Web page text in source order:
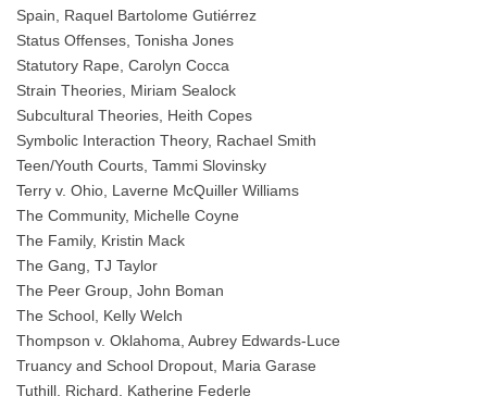
Spain, Raquel Bartolome Gutiérrez
Status Offenses, Tonisha Jones
Statutory Rape, Carolyn Cocca
Strain Theories, Miriam Sealock
Subcultural Theories, Heith Copes
Symbolic Interaction Theory, Rachael Smith
Teen/Youth Courts, Tammi Slovinsky
Terry v. Ohio, Laverne McQuiller Williams
The Community, Michelle Coyne
The Family, Kristin Mack
The Gang, TJ Taylor
The Peer Group, John Boman
The School, Kelly Welch
Thompson v. Oklahoma, Aubrey Edwards-Luce
Truancy and School Dropout, Maria Garase
Tuthill, Richard, Katherine Federle